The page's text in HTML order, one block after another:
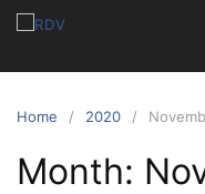
Home 2020
Month: